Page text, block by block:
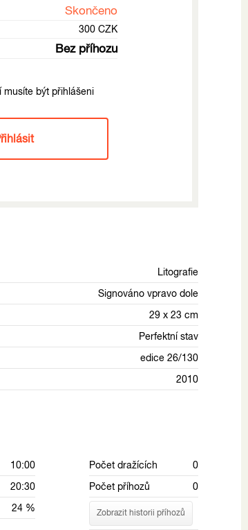
Skončeno
300 CZK
Bez příhozu
musíte být přihlášeni
Litografie
Signováno vpravo dole
29 x 23 cm
Perfektní stav
edice 26/130
2010
10:00
20:30
24 %
Počet dražících
0
Počet příhozů
0
Zobrazit historii příhozů